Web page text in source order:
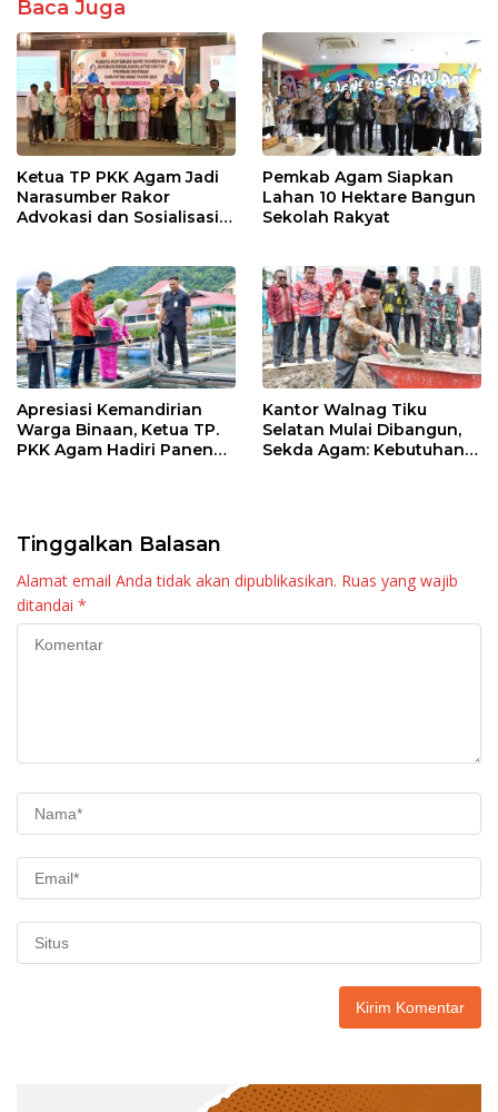
o
k
p
p
Baca Juga
Ketua TP PKK Agam Jadi
Narasumber Rakor
Advokasi dan Sosialisasi
Pemkab Agam Siapkan
Lahan 10 Hektare Bangun
Sekolah Rakyat
Apresiasi Kemandirian
Warga Binaan, Ketua TP.
PKK Agam Hadiri Panen
Kantor Walnag Tiku
Selatan Mulai Dibangun,
Sekda Agam: Kebutuhan
Tinggalkan Balasan
Alamat email Anda tidak akan dipublikasikan. Ruas yang wajib
ditandai *